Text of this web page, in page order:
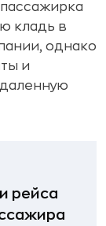
кладь в
однако
и
рейса